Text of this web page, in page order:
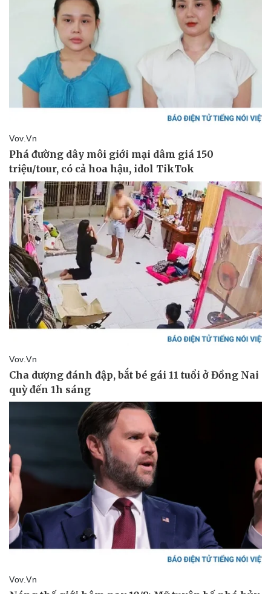
Thể thao
Bóng đá
Lịch thi đấu bóng đá
Thế giới thể thao
eSports
Hậu trường
Ô tô - Xe máy
Ô tô
Xe máy
Tư vấn